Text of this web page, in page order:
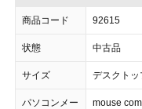
商品コード 92615
状態 中古品
サイズ デスクト
パソコンメー
mouse